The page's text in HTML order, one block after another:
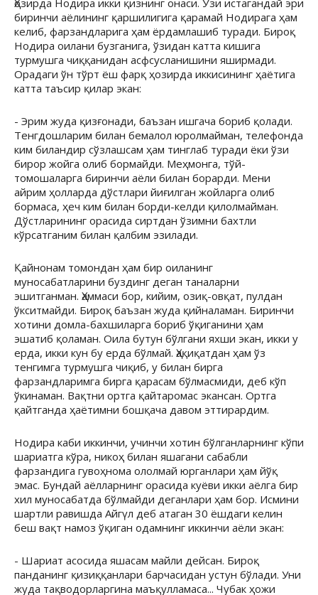
биринчи аёлининг қаршилигига қарамай Нодирага ҳам
келиб, фарзандларига ҳам ёрдамлашиб туради. Бироқ
Нодира оилани бузганига, ўзидан катта кишига
турмушга чиққанидан асфсусланишини яширмади.
Орадаги ўн тўрт ёш фарқ ҳозирда иккисининг ҳаётига
катта таъсир қилар экан:
- Эрим жуда қизғонади, баъзан ишгача бориб қолади.
Тенгдошларим билан бемалол юролмайман, телефонда
ким биландир сўзлашсам ҳам тинглаб туради ёки ўзи
бирор жойга олиб бормайди. Меҳмонга, тўй-
томошаларга биринчи аёли билан борарди. Мени
айрим ҳолларда дўстлари йиғилган жойларга олиб
бормаса, ҳеч ким билан борди-келди қилолмайман.
Дўстларининг орасида сиртдан ўзимни бахтли
кўрсатганим билан қалбим эзилади.
Қайнонам томондан ҳам бир оиланинг
муносабатларини буздинг деган таналарни
эшитганман. Ҳаммаси бор, кийим, озиқ-овқат, пулдан
ўкситмайди. Бироқ баъзан жуда қийналаман. Биринчи
хотини домла-бахшиларга бориб ўқиганини ҳам
эшатиб қоламан. Оила бутун бўлгани яхши экан, икки у
ерда, икки кун бу ерда бўлмай. Ҳақиқатдан ҳам ўз
тенгимга турмушга чиқиб, у билан бирга
фарзандларимга бирга қарасам бўлмасмиди, деб кўп
ўкинаман. Вақтни ортга қайтаромас экансан. Ортга
қайтганда ҳаётимни бошқача давом эттирардим.
Нодира каби иккинчи, учинчи хотин бўлганларнинг кўпи
шариатга кўра, никоҳ билан яшагани сабабли
фарзандига гувоҳнома ололмай юрганлари ҳам йўқ
эмас. Бундай аёлларнинг орасида куёви икки аёлга бир
хил муносабатда бўлмайди деганлари ҳам бор. Исмини
шартли равишда Айгүл деб атаган 30 ёшдаги келин
беш вақт намоз ўқиган одамнинг иккинчи аёли экан:
- Шариат асосида яшасам майли дейсан. Бироқ
панданинг қизиққанлари барчасидан устун бўлади. Уни
жуда тақводорларгина маъқулламаса... Чубак ҳожи